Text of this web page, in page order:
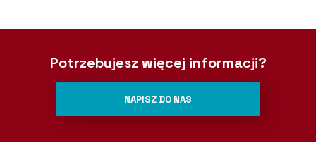
Potrzebujesz więcej informacji?
NAPISZ DO NAS